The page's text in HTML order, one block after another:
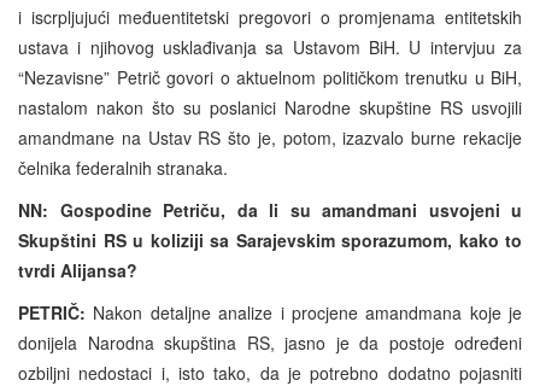
i iscrpljujući međuentitetski pregovori o promjenama entitetskih
ustava i njihovog usklađivanja sa Ustavom BiH. U intervjuu za
“Nezavisne” Petrič govori o aktuelnom političkom trenutku u BiH,
nastalom nakon što su poslanici Narodne skupštine RS usvojili
amandmane na Ustav RS što je, potom, izazvalo burne rekacije
čelnika federalnih stranaka.
NN: Gospodine Petriču, da li su amandmani usvojeni u
Skupštini RS u koliziji sa Sarajevskim sporazumom, kako to
tvrdi Alijansa?
PETRIČ: Nakon detaljne analize i procjene amandmana koje je
donijela Narodna skupština RS, jasno je da postoje određeni
ozbiljni nedostaci i, isto tako, da je potrebno dodatno pojasniti